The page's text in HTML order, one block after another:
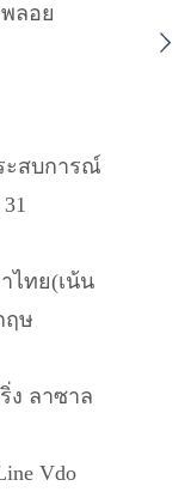
ลอย
ะสบการณ์
ไทย(เน้น
ฤษ
ง ลาซาล
Vdo